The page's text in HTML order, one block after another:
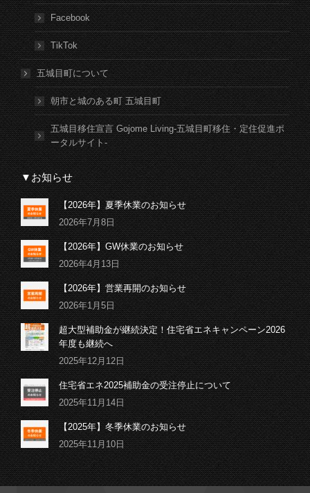
Facebook
TikTok
五城目町について
朝市と城のある町 五城目町
五城目移住宣言 Gojome Living-五城目町移住・定住促進ポ
ータルサイト-
▼お知らせ
【2026年】夏季休業のお知らせ
2026年7月8日
【2026年】GW休業のお知らせ
2026年4月13日
【2026年】営業再開のお知らせ
2026年1月5日
超大型補助金が継続決定！住宅省エネキャンペーン2026
年度も継続へ
2025年12月12日
住宅省エネ2025補助金の受注停止について
2025年11月14日
【2025年】冬季休業のお知らせ
2025年11月10日